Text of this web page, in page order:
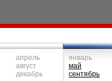
апрель
август
декабрь
январь
май
сентябрь